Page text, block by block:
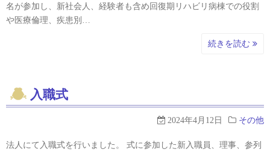
名が参加し、新社会人、経験者も含め回復期リハビリ病棟での役割
や医療倫理、疾患別…
続きを読む
入職式
2024年4月12日 その他
法人にて入職式を行いました。 式に参加した新入職員、理事、参列